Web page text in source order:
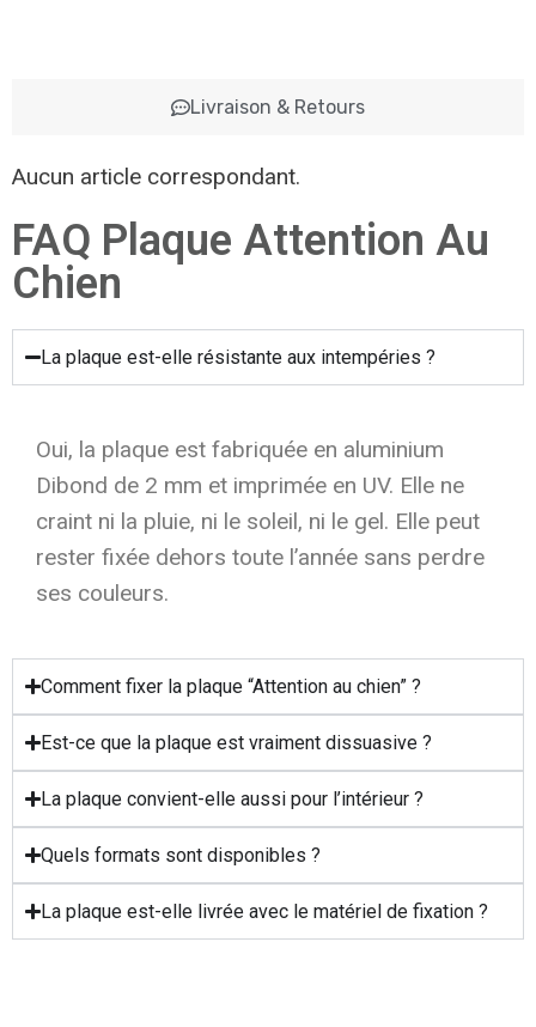
Livraison & Retours
Aucun article correspondant.
FAQ Plaque Attention Au
Chien
La plaque est-elle résistante aux intempéries ?
Oui, la plaque est fabriquée en aluminium
Dibond de 2 mm et imprimée en UV. Elle ne
craint ni la pluie, ni le soleil, ni le gel. Elle peut
rester fixée dehors toute l’année sans perdre
ses couleurs.
Comment fixer la plaque “Attention au chien” ?
Est-ce que la plaque est vraiment dissuasive ?
La plaque convient-elle aussi pour l’intérieur ?
Quels formats sont disponibles ?
La plaque est-elle livrée avec le matériel de fixation ?